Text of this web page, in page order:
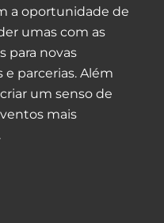
a oportunidade de
umas com as
para novas
e parcerias. Além
um senso de
mais